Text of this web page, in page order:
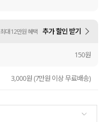
최대 12만원 혜택 추가 할인 받기
150원
3,000원 (7만원 이상 무료배송)